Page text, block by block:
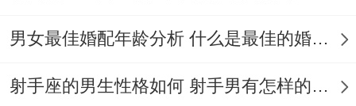
平声，朗朗上口 增强亲还有力。
字形简洁避免麻烦结构（如“鑫”）、减少婚
男女最佳婚配年龄分析 什么是最佳的婚配年龄吗
射手座的男生性格如何 射手男有怎样的性格